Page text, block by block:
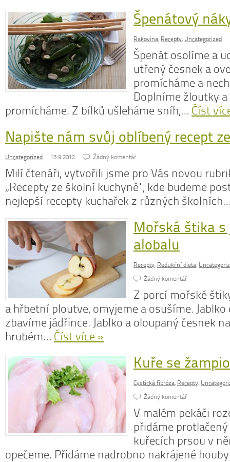
Špenátový
Rakovina, Recepty, Uncategorized
Špenát osolíme a
utřený česnek a
promícháme a
Doplníme žloutky
promícháme. Z bílků ušleháme sníh,… Číst
Napište nám svůj oblíbený recept
Uncategorized 13.9.2012 Źádný komentář
Milí čtenáři, vytvořili jsme pro Vás novou
„Recepty ze školní kuchyně“, kde budeme
nejlepší recepty kuchařek z různých
Mořská štika s
alobalu
Recepty, Redukční dieta,
Źádný komentář
Z porcí mořské
a hřbetní ploutve, omyjeme a osušíme. Jablko
zbavíme jádřince. Jablko a oloupaný česnek
hrubém… Číst více »
Kuře se
Cystická fibróza, Recepty,
Źádný komentář
V malém pekáči
přidáme
kuřecích prsou v
opečeme. Přidáme nadrobno nakrájené